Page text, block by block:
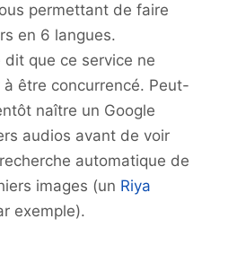
permettant de faire
en 6 langues.
dit que ce service ne
être concurrencé. Peut-
naître un Google
audios avant de voir
automatique de
images (un Riya
exemple).